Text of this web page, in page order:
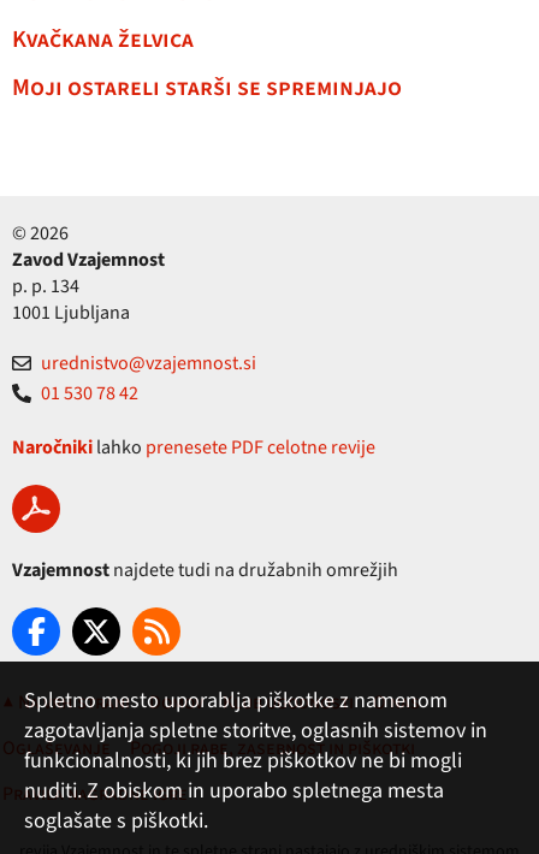
Kvačkana želvica
Moji ostareli starši se spreminjajo
© 2026
Zavod Vzajemnost
p. p. 134
1001 Ljubljana
urednistvo@vzajemnost.si
01 530 78 42
Naročnikilahko prenesete PDF celotne revije
Vzajemnostnajdete tudi na družabnih omrežjih
▲ Na vrh strani Domov Klub ugodnosti
O nas
Oglaševanje
Pogoji rabe, zasebnost in piškotki
Pravila nagradne igre
Spletno mesto uporablja piškotke z namenom
zagotavljanja spletne storitve, oglasnih sistemov in
funkcionalnosti, ki jih brez piškotkov ne bi mogli
nuditi. Z obiskom in uporabo spletnega mesta
soglašate s piškotki.